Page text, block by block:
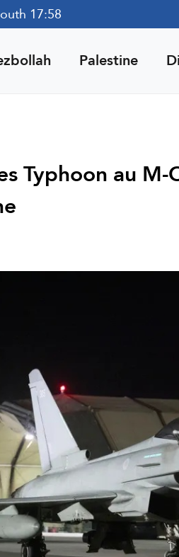
17:58
Palestine
Typhoon au M-